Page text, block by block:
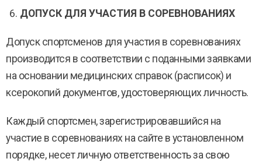
ДОПУСК ДЛЯ УЧАСТИЯ В СОРЕВНОВАНИЯХ
Допуск спортсменов для участия в соревнованиях
производится в соответствии с поданными заявками
на основании медицинских справок (расписок) и
ксерокопий документов, удостоверяющих личность.
Каждый спортсмен, зарегистрировавшийся на
участие в соревнованиях на сайте в установленном
порядке, несет личную ответственность за свою